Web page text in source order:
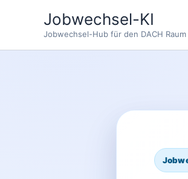
Jobwechsel-KI
Jobwechsel-Hub für den DACH Raum